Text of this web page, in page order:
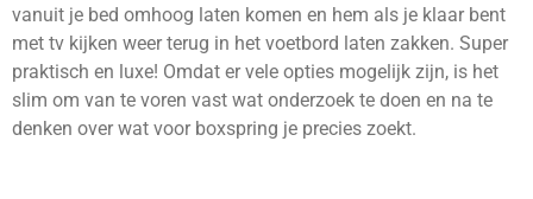
vanuit je bed omhoog laten komen en hem als je klaar bent
met tv kijken weer terug in het voetbord laten zakken. Super
praktisch en luxe! Omdat er vele opties mogelijk zijn, is het
slim om van te voren vast wat onderzoek te doen en na te
denken over wat voor boxspring je precies zoekt.